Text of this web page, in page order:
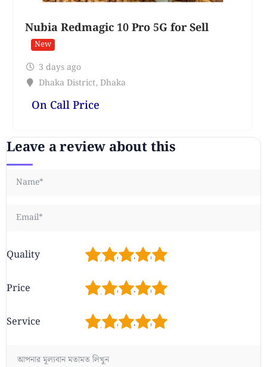
Nubia Redmagic 10 Pro 5G for Sell
New
3 days ago
Dhaka District, Dhaka
On Call Price
Leave a review about this
Quality 5
4
3
2
Price 5
4
3
2
Service 5
4
3
2